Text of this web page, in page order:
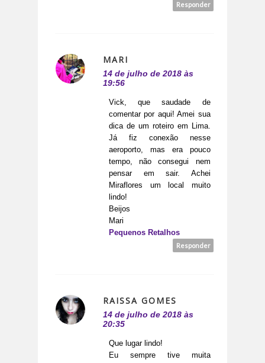
Responder
MARI
14 de julho de 2018 às
19:56
Vick, que saudade de
comentar por aqui! Amei sua
dica de um roteiro em Lima.
Já fiz conexão nesse
aeroporto, mas era pouco
tempo, não consegui nem
pensar em sair. Achei
Miraflores um local muito
lindo!
Beijos
Mari
Pequenos Retalhos
Responder
RAISSA GOMES
14 de julho de 2018 às
20:35
Que lugar lindo!
Eu sempre tive muita